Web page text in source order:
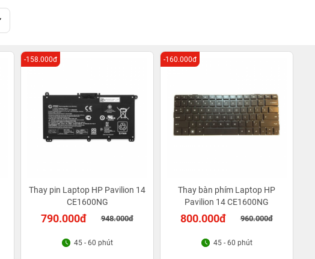
Thay pin Laptop HP Pavilion 14
CE1600NG
790.000đ 948.000đ
-158.000đ
45 - 60 phút
Thay bàn phím Laptop HP
Pavilion 14 CE1600NG
800.000đ 960.000đ
-160.000đ
45 - 60 phút